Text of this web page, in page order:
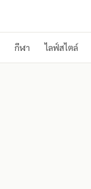
กีฬา ไลฟ์สไตล์